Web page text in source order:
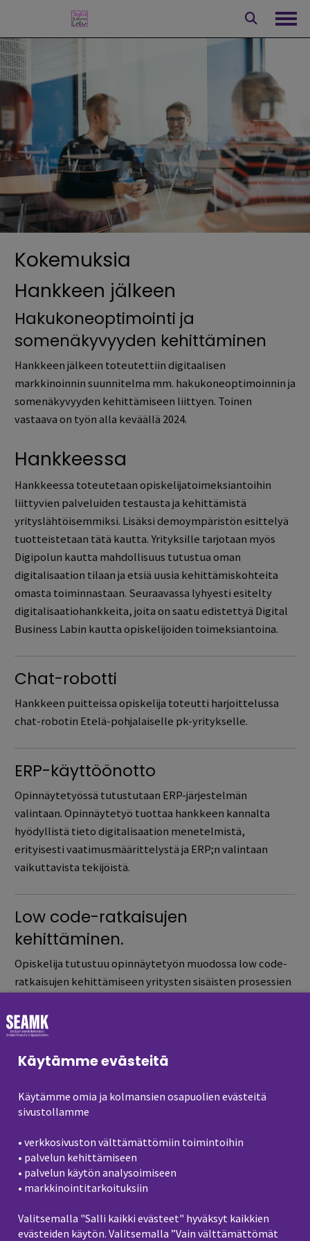
Kokemuksia
Hankkeen jälkeen
Hakukoneoptimointi ja
somenäkyvyyden kehittäminen
Hankkeen jälkeen toteutettiin digitaalisen
markkinoinnin suunnitelma mm. hakukoneoptimoinnin ja
somenäkyvyyden kehittämiseen liittyen. Toinen
vastaava on työn alla keväällä 2024.
Hankkeessa
Hankkeessa toteutetaan opiskelijatoimeksiantoihin
liittyvien palveluiden testausta ja kehittämistä
yrityslähtöisemmiksi. Lisäksi demoympäristön esittelyä
tuotteistetaan tätä kautta. Yrityksille tarjotaan myös
Digipolun kautta mahdollisuus tutustua oman
digitalisaation tilaan ja etsiä uusia kehittämiskohteita
omasta toiminnastaan. Seuraavassa lyhyesti esitelty
digitalisaatiohankkeita, joita on saatu edistettyä Digital
Business Labin kautta opiskelijoiden toimeksiantoina.
Chat-robotti
Hankkeen puitteissa opiskelija toteutti harjoittelussa
chat-robotin Etelä-pohjalaiselle pk-yritykselle.
ERP-käyttöönotto
Opinnäytetyössä tutustutaan ERP-järjestelmän
valintaan. Opinnäytetyö tuottaa hankkeen kannalta
hyödyllistä tieto digitalisaation menetelmistä,
erityisesti vaatimusmäärittelystä ja ERP;n valintaan
vaikuttavista tekijöistä.
Low code-ratkaisujen
kehittäminen.
Opiskelija tutustuu opinnäytetyön muodossa low code-
ratkaisujen kehittämiseen yritysten sisäisten prosessien
markkinointisuunnitelma
Opiskelijoiden kurssityönä luodaan digitaalinen
markkinointisuunnitelma some- ja verkkonäkyvyyden
Demoympäristön esittely
yritysten kanssa, jotta konsepti voidaan liittää
Käytämme evästeitä
Käytämme omia ja kolmansien osapuolien evästeitä
sivustollamme
• verkkosivuston välttämättömiin toimintoihin
• palvelun kehittämiseen
• palvelun käytön analysoimiseen
• markkinointitarkoituksiin
Valitsemalla "Salli kaikki evästeet" hyväksyt kaikkien
evästeiden käytön. Valitsemalla ”Vain välttämättömät